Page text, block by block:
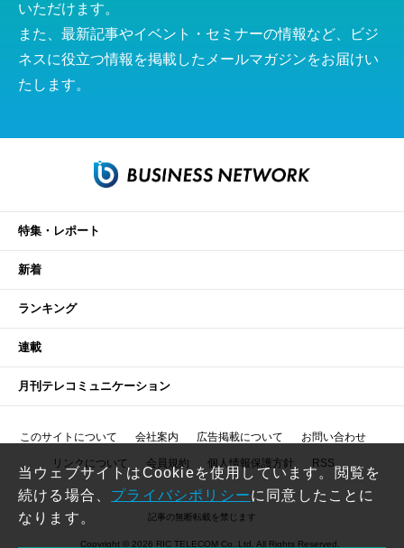
いただけます。
また、最新記事やイベント・セミナーの情報など、ビジ
ネスに役立つ情報を掲載したメールマガジンをお届けい
たします。
特集・レポート
新着
ランキング
連載
月刊テレコミュニケーション
このサイトについて 会社案内 広告掲載について お問い合わせ
リンクについて 会員規約 個人情報保護方針 RSS
記事の無断転載を禁じます
Copyright © 2026 RIC TELECOM Co.,Ltd. All Rights Reserved.
当ウェブサイトはCookieを使用しています。閲覧を
続ける場合、 プライバシポリシーに同意したことに
なります。